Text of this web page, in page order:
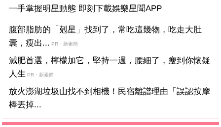
一手掌握明星動態 即刻下載娛樂星聞APP
腹部脂肪的「剋星」找到了，常吃這幾物，吃走大肚
囊，瘦出... PR・新素簡
減肥首選，檸檬加它，堅持一週，腰細了，瘦到你懷疑
人生 PR・新素簡
放火澎湖垃圾山找不到相機！民宿離譜理由「誤認按摩
棒丟掉...